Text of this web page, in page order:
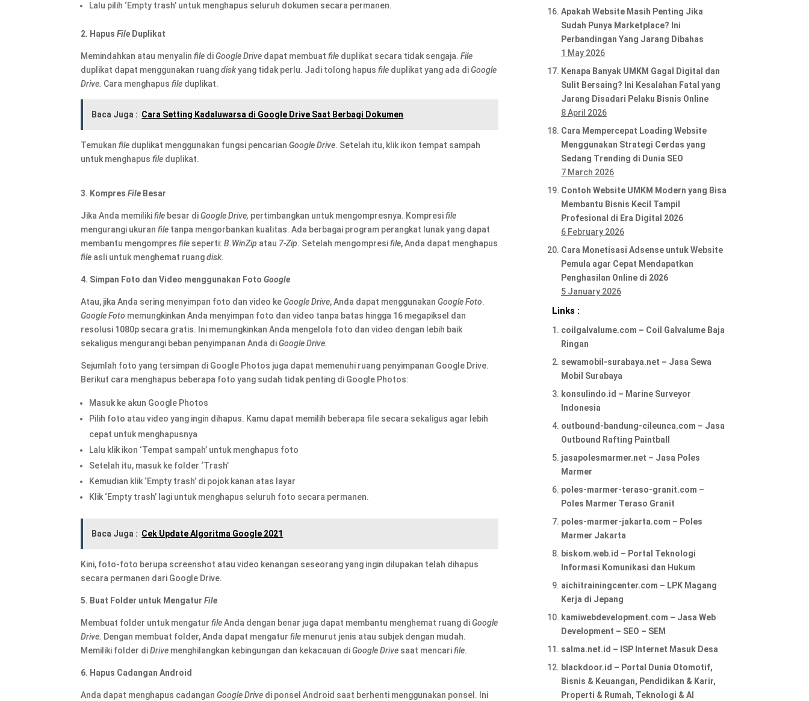
Lalu pilih ‘Empty trash’ untuk menghapus seluruh dokumen secara permanen.
2. HapusFile Duplikat
Memindahkan atau menyalinfile diGoogle Drive dapat membuatfile duplikat secara tidak sengaja.File
duplikat dapat menggunakan ruangdiskyang tidak perlu. Jadi tolong hapusfile duplikat yang ada diGoogle
Drive. Cara menghapusfile duplikat.
Baca Juga : Cara Setting Kadaluwarsa di Google Drive Saat Berbagi Dokumen
Temukanfile duplikat menggunakan fungsi pencarianGoogle Drive. Setelah itu, klik ikon tempat sampah
untuk menghapusfile duplikat.
3. KompresFile Besar
Jika Anda memilikifile besar diGoogle Drive, pertimbangkan untuk mengompresnya. Kompresifile
mengurangi ukuranfile tanpa mengorbankan kualitas. Ada berbagai program perangkat lunak yang dapat
membantu mengompresfile seperti:B.WinZip atau 7-Zip. Setelah mengompresifile, Anda dapat menghapus
file asli untuk menghemat ruangdisk.
4. Simpan Foto dan Video menggunakan FotoGoogle
Atau, jika Anda sering menyimpan foto dan video keGoogle Drive, Anda dapat menggunakanGoogle Foto.
Google Foto memungkinkan Anda menyimpan foto dan video tanpa batas hingga 16 megapiksel dan
resolusi 1080p secara gratis. Ini memungkinkan Anda mengelola foto dan video dengan lebih baik
sekaligus mengurangi beban penyimpanan Anda diGoogle Drive.
Sejumlah foto yang tersimpan di Google Photos juga dapat memenuhi ruang penyimpanan Google Drive.
Berikut cara menghapus beberapa foto yang sudah tidak penting di Google Photos:
Masuk ke akun Google Photos
Pilih foto atau video yang ingin dihapus. Kamu dapat memilih beberapa file secara sekaligus agar lebih
cepat untuk menghapusnya
Lalu klik ikon ‘Tempat sampah’ untuk menghapus foto
Setelah itu, masuk ke folder ‘Trash’
Kemudian klik ‘Empty trash’ di pojok kanan atas layar
Klik ‘Empty trash’ lagi untuk menghapus seluruh foto secara permanen.
Baca Juga : Cek Update Algoritma Google 2021
Kini, foto-foto berupa screenshot atau video kenangan seseorang yang ingin dilupakan telah dihapus
secara permanen dari Google Drive.
5. Buat Folder untuk MengaturFile
Membuat folder untuk mengaturfileAnda dengan benar juga dapat membantu menghemat ruang diGoogle
Drive. Dengan membuat folder, Anda dapat mengaturfile menurut jenis atau subjek dengan mudah.
Memiliki folder diDrive menghilangkan kebingungan dan kekacauan diGoogle Drive saat mencarifile.
6. Hapus Cadangan Android
Anda dapat menghapus cadanganGoogle Drive di ponsel Android saat berhenti menggunakan ponsel. Ini
Apakah Website Masih Penting Jika
Sudah Punya Marketplace? Ini
Perbandingan Yang Jarang Dibahas
1 May 2026
Kenapa Banyak UMKM Gagal Digital dan
Sulit Bersaing? Ini Kesalahan Fatal yang
Jarang Disadari Pelaku Bisnis Online
8 April 2026
Cara Mempercepat Loading Website
Menggunakan Strategi Cerdas yang
Sedang Trending di Dunia SEO
7 March 2026
Contoh Website UMKM Modern yang Bisa
Membantu Bisnis Kecil Tampil
Profesional di Era Digital 2026
6 February 2026
Cara Monetisasi Adsense untuk Website
Pemula agar Cepat Mendapatkan
Penghasilan Online di 2026
5 January 2026
Links :
coilgalvalume.com – Coil Galvalume Baja
Ringan
sewamobil-surabaya.net – Jasa Sewa
Mobil Surabaya
konsulindo.id – Marine Surveyor
Indonesia
outbound-bandung-cileunca.com – Jasa
Outbound Rafting Paintball
jasapolesmarmer.net – Jasa Poles
Marmer
poles-marmer-teraso-granit.com –
Poles Marmer Teraso Granit
poles-marmer-jakarta.com – Poles
Marmer Jakarta
biskom.web.id – Portal Teknologi
Informasi Komunikasi dan Hukum
aichitrainingcenter.com – LPK Magang
Kerja di Jepang
kamiwebdevelopment.com – Jasa Web
Development – SEO – SEM
salma.net.id – ISP Internet Masuk Desa
blackdoor.id – Portal Dunia Otomotif,
Bisnis & Keuangan, Pendidikan & Karir,
Properti & Rumah, Teknologi & AI